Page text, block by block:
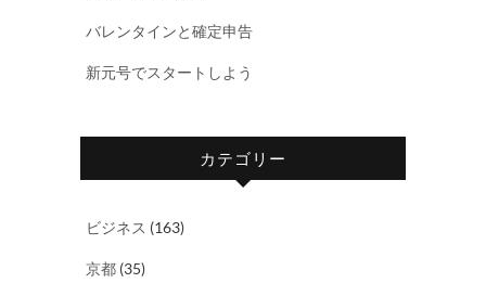
バレンタインと確定申告
新元号でスタートしよう
カテゴリー
ビジネス (163)
京都 (35)